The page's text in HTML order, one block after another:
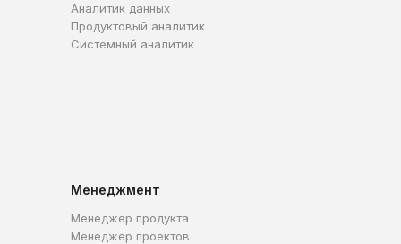
Аналитик данных
Продуктовый аналитик
Системный аналитик
Менеджмент
Менеджер продукта
Менеджер проектов